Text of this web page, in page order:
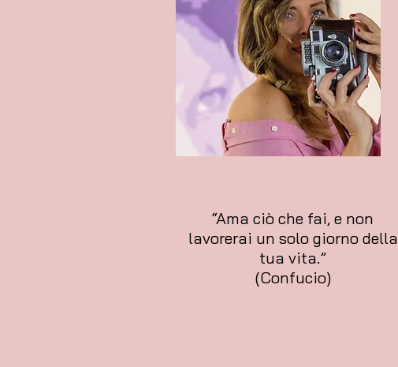
“Ama ciò che fai, e non
lavorerai un solo giorno della
tua vita.”
(Confucio)